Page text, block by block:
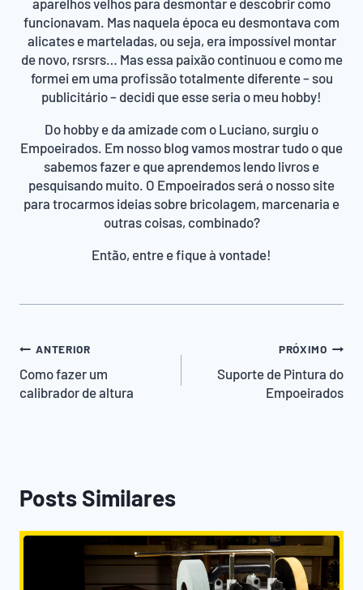
funcionavam. Mas naquela época eu desmontava com
alicates e marteladas, ou seja, era impossível montar
de novo, rsrsrs… Mas essa paixão continuou e como me
formei em uma profissão totalmente diferente – sou
publicitário – decidi que esse seria o meu hobby!
Do hobby e da amizade com o Luciano, surgiu o
Empoeirados. Em nosso blog vamos mostrar tudo o que
sabemos fazer e que aprendemos lendo livros e
pesquisando muito. O Empoeirados será o nosso site
para trocarmos ideias sobre bricolagem, marcenaria e
outras coisas, combinado?
Então, entre e fique à vontade!
Navegação
de
Post
ANTERIOR
Como fazer um
calibrador de altura
PRÓXIMO
Suporte de Pintura do
Empoeirados
Posts Similares